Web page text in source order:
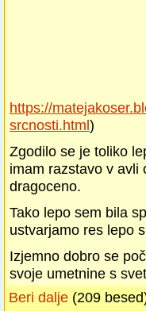
https://
srcnosti.html)
Zgodilo se je toliko
imam razstavo v avli
dragoceno.
Tako lepo sem bila
ustvarjamo res lepo
Izjemno dobro se
svoje umetnine s
Beri dalje (209